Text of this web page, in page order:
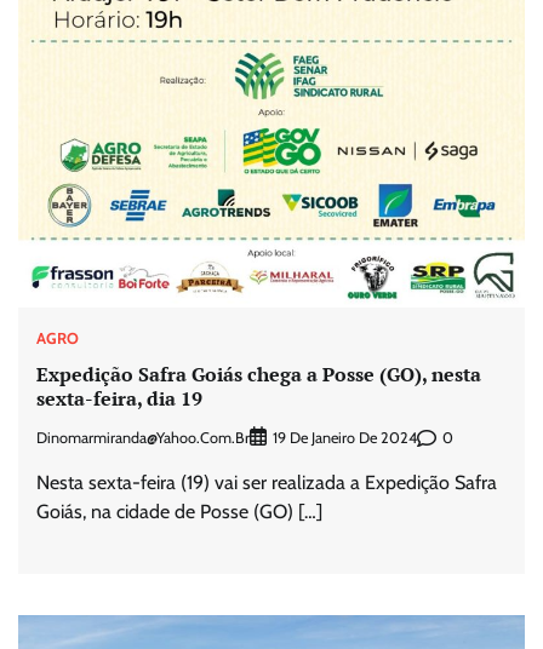
AGRO
Expedição Safra Goiás chega a Posse (GO), nesta
sexta-feira, dia 19
Dinomarmiranda@yahoo.com.br 19 De Janeiro De 2024 0
Nesta sexta-feira (19) vai ser realizada a Expedição Safra
Goiás, na cidade de Posse (GO) […]